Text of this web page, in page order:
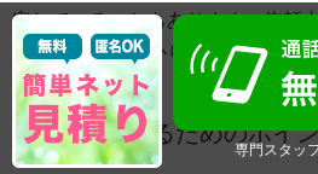
定していることもあります。依頼
て、事前にしっかり見積もりを取
費用を抑えるためのポイ
専門スタッ